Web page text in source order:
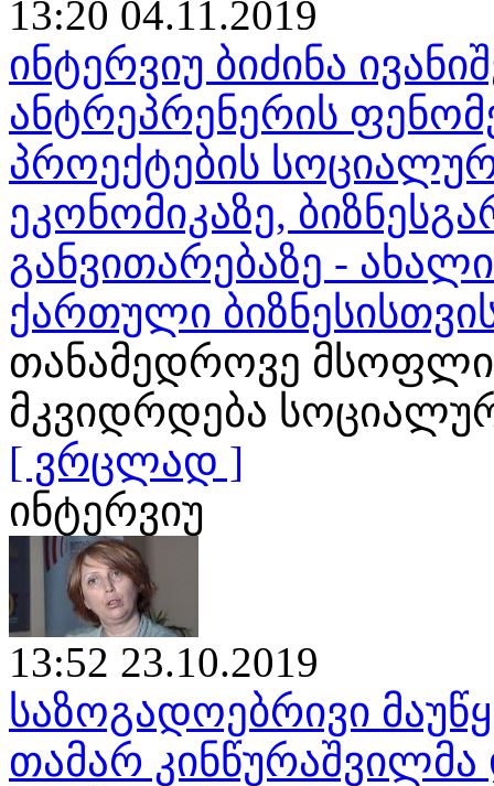
13:20 04.11.2019
ინტერვიუ ბიძინა
ანტრეპრენერის
პროექტების
ეკონომიკაზე,
განვითარებაზე -
ქართული
თანამედროვე
მკვიდრდება
[ ვრცლად ]
ინტერვიუ
13:52 23.10.2019
საზოგადოებრივი
თამარ